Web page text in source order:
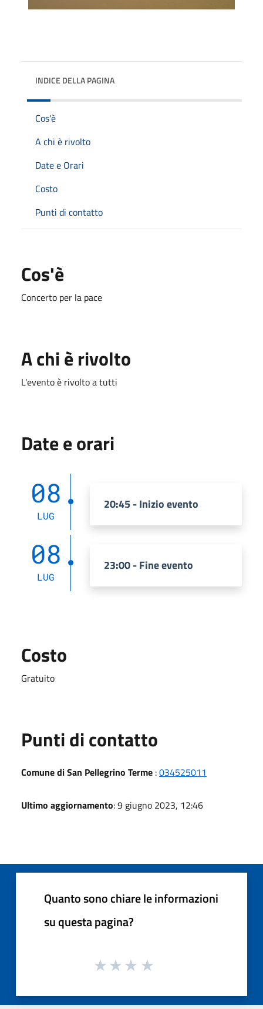
INDICE DELLA PAGINA
Cos'è
A chi è rivolto
Date e Orari
Costo
Punti di contatto
Cos'è
Concerto per la pace
A chi è rivolto
L'evento è rivolto a tutti
Date e orari
08
LUG
20:45 - Inizio evento
08
LUG
23:00 - Fine evento
Costo
Gratuito
Punti di contatto
Comune di San Pellegrino Terme :034525011
Ultimo aggiornamento: 9 giugno 2023, 12:46
Quanto sono chiare le informazioni
su questa pagina?